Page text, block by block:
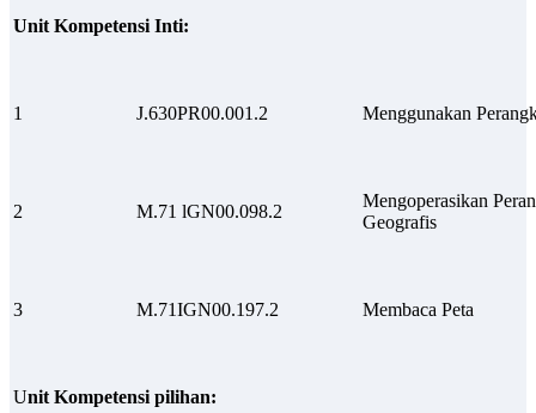
Unit Kompetensi Inti:
1 J.630PR00.001.2 Menggunakan
2 M.71 lGN00.098.2
Mengoperasikan
Geografis
3 M.71IGN00.197.2 Membaca Peta
Unit Kompetensi pilihan: